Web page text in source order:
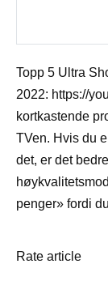
Topp 5 Ultra
2022: https://
kortkastende
TVen. Hvis du
det, er det
penger» fordi
Rate article